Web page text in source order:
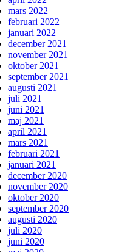
mars 2022
februari 2022
januari 2022
december 2021
november 2021
oktober 2021
september 2021
augusti 2021
juli 2021
juni 2021
maj 2021
april 2021
mars 2021
februari 2021
januari 2021
december 2020
november 2020
oktober 2020
september 2020
augusti 2020
juli 2020
juni 2020